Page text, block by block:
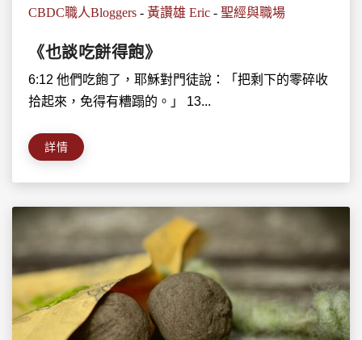
CBDC職人Bloggers - 黃讚雄 Eric - 聖經與職場
《也談吃餅得飽》
6:12 他們吃飽了，耶穌對門徒說：「把剩下的零碎收
拾起來，免得有糟蹋的。」 13...
詳情